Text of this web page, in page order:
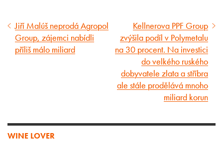
Předcházející
článek
Jiří Malúš neprodá Agropol
Group, zájemci nabídli
příliš málo miliard
Následující
článek
Kellnerova PPF Group
zvýšila podíl v Polymetalu
na 30 procent. Na investici
do velkého ruského
dobyvatele zlata a stříbra
ale stále prodělává mnoho
miliard korun
WINE LOVER